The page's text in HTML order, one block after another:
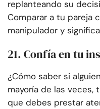
replanteando su
Comparar a tu pareja
manipulador y
21. Confía en tu
¿Cómo saber si
mayoría de las
que debes prestar